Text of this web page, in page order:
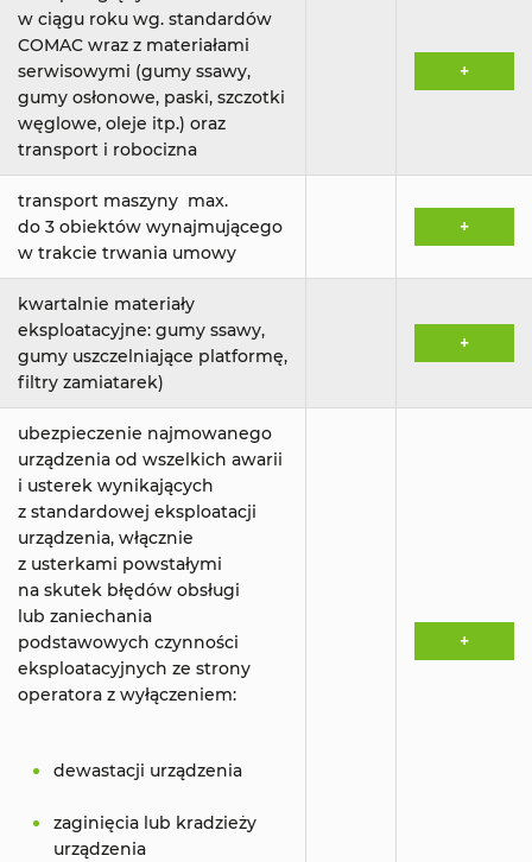
w ciągu roku wg. standardów
COMAC wraz z materiałami
serwisowymi (gumy ssawy,
gumy osłonowe, paski, szczotki
węglowe, oleje itp.) oraz
transport i robocizna
+
transport maszyny max.
do 3 obiektów wynajmującego
w trakcie trwania umowy
+
kwartalnie materiały
eksploatacyjne: gumy ssawy,
gumy uszczelniające platformę,
filtry zamiatarek)
+
ubezpieczenie najmowanego
urządzenia od wszelkich awarii
i usterek wynikających
z standardowej eksploatacji
urządzenia, włącznie
z usterkami powstałymi
na skutek błędów obsługi
lub zaniechania
podstawowych czynności
eksploatacyjnych ze strony
operatora z wyłączeniem:
dewastacji urządzenia
zaginięcia lub kradzieży
urządzenia
+